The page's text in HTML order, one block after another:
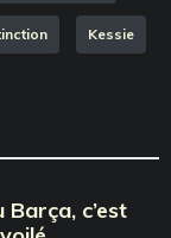
Kessie
c’est